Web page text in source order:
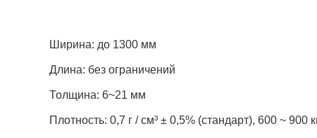
Ширина: до 1300 мм
Длина: без ограничений
Толщина: 6~21 мм
Плотность: 0,7 г / см³ ± 0,5% (стандарт), 600 ~ 900